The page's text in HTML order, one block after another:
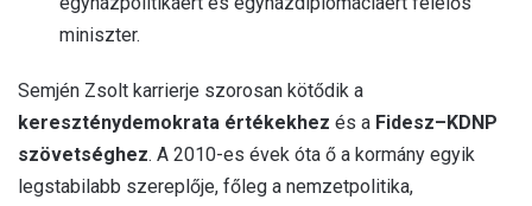
miniszter.
Semjén Zsolt karrierje szorosan kötődik a
kereszténydemokrata értékekhez és a Fidesz–KDNP
szövetséghez. A 2010-es évek óta ő a kormány egyik
legstabilabb szereplője, főleg a nemzetpolitika,